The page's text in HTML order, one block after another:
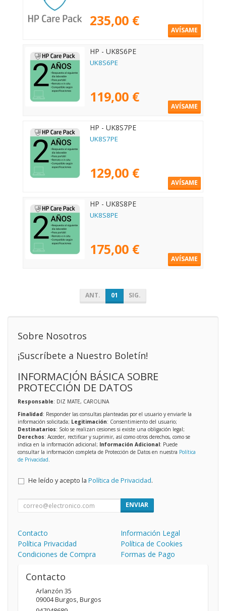
235,00 €
AVÍSAME
HP - UK8S6PE
UK8S6PE
119,00 €
AVÍSAME
HP - UK8S7PE
UK8S7PE
129,00 €
AVÍSAME
HP - UK8S8PE
UK8S8PE
175,00 €
AVÍSAME
ANT. 01 SIG.
Sobre Nosotros
¡Suscríbete a Nuestro Boletín!
INFORMACIÓN BÁSICA SOBRE
PROTECCIÓN DE DATOS
Responsable: DIZ MATE, CAROLINA
Finalidad: Responder las consultas planteadas por el usuario y enviarle la
información solicitada; Legitimación: Consentimiento del usuario;
Destinatarios: Solo se realizan cesiones si existe una obligación legal;
Derechos: Acceder, rectificar y suprimir, así como otros derechos, como se
indica en la información adicional; Información Adicional: Puede
consultar la información completa de Protección de Datos en nuestra Política
de Privacidad.
He leído y acepto la Política de Privacidad.
ENVIAR
Contacto
Información Legal
Política Privacidad
Política de Cookies
Condiciones de Compra
Formas de Pago
Contacto
Arlanzón 35
09004Burgos,Burgos